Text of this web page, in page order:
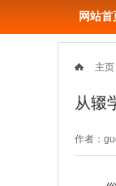
网站首
主页
从辍
作者：